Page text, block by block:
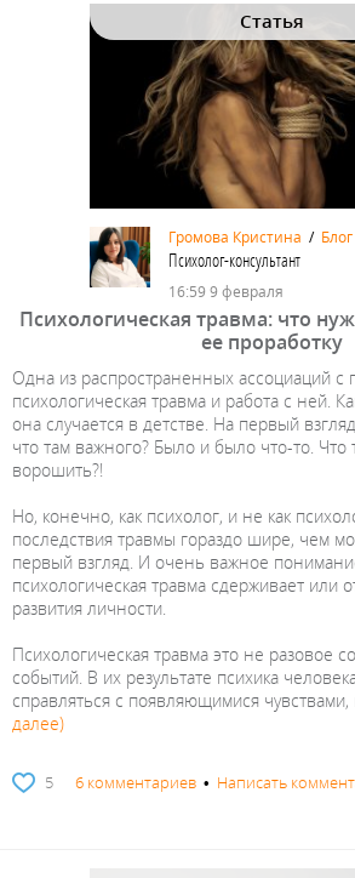
Статья
Громова Кристина / Блог
Психолог-консультант
16:59 9 февраля
Психологическая травма: что
ее проработку
Одна из распространенных ассоциаций с
психологическая травма и работа с ней.
она случается в детстве. На первый
что там важного? Было и было что-то. Что
ворошить?!
Но, конечно, как психолог, и не как
последствия травмы гораздо шире, чем
первый взгляд. И очень важное
психологическая травма сдерживает или
развития личности.
Психологическая травма это не разовое
событий. В их результате психика
справляться с появляющимися чувствами,
далее)
5 6 комментариев • Написать